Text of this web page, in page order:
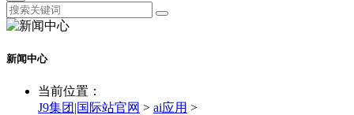
新闻中心
当前位置：
J9集团|国际站官网 > ai应用 >